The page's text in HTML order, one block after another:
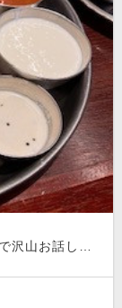
て楽しかったです